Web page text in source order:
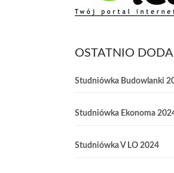
OSTATNIO
Studniówka Budowlanki
Studniówka Ekonoma
Studniówka V LO 2024